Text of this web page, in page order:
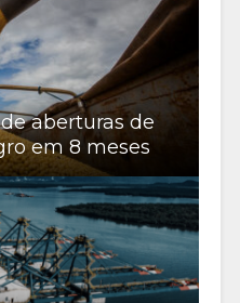
aberturas de
em 8 meses